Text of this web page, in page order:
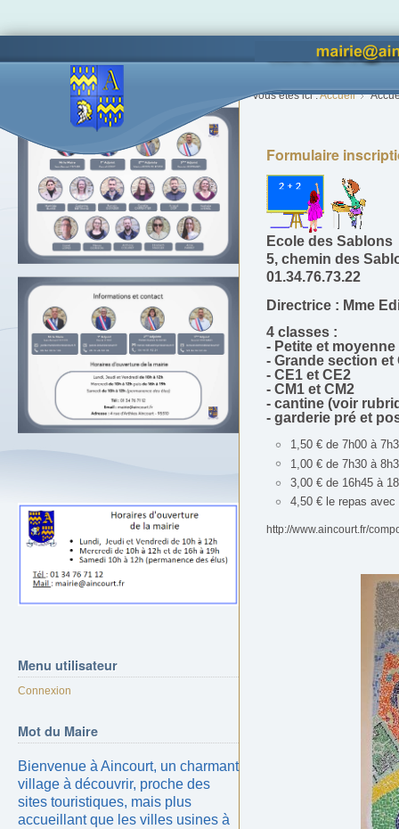
Accès lettres d'informations
Menu utilisateur
Connexion
Mot du Maire
Bienvenue à Aincourt, un charmant
village à découvrir, proche des
sites touristiques, mais plus
accueillant que les villes usines à
Vous êtes ici :Accueil
Formulaire
Ecole des Sablons
5, chemin des
01.34.76.73.22
Directrice : Mme
4 classes :
- Petite et
- Grande section et
- CE1 et CE2
- CM1 et CM2
- cantine (voir
- garderie pré et
1,50 € de 7h00 à
1,00 € de 7h30 à
3,00 € de 16h45 à
4,50 € le repas avec
http://www.aincourt.fr/